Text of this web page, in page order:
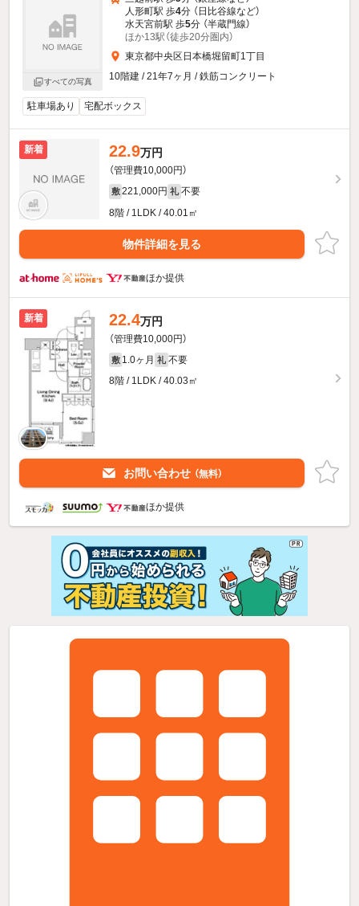
すべての写真
人形町駅 歩4分 （日比谷線など）
水天宮前駅 歩5分 （半蔵門線）
ほか13駅（徒歩20分圏内）
東京都中央区日本橋堀留町1丁目
10階建 / 21年7ヶ月 / 鉄筋コンクリート
駐車場あり 宅配ボックス
新着 22.9万円
（管理費10,000円）
敷 221,000円 礼 不要
8階 / 1LDK / 40.01㎡
物件詳細を見る
ほか提供
新着 22.4万円
（管理費10,000円）
敷 1.0ヶ月 礼 不要
8階 / 1LDK / 40.03㎡
お問い合わせ （無料）
ほか提供